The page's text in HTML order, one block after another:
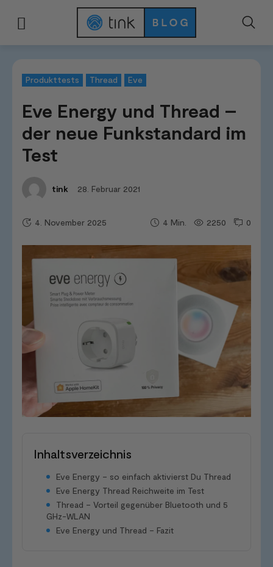
Produkttests Thread Eve
Eve Energy und Thread –
der neue Funkstandard im
Test
tink 28. Februar 2021
0
2250
4 Min.
4. November 2025
Inhaltsverzeichnis
Eve Energy – so einfach aktivierst Du Thread
Eve Energy Thread Reichweite im Test
Thread – Vorteil gegenüber Bluetooth und 5
GHz-WLAN
Eve Energy und Thread – Fazit